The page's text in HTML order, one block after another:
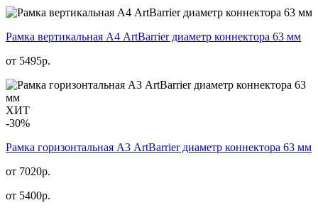
Рамка вертикальная А4 ArtBarrier диаметр коннектора 63 мм
от 5495р.
ХИТ
-30%
Рамка горизонтальная А3 ArtBarrier диаметр коннектора 63 мм
от 7020р.
от 5400р.